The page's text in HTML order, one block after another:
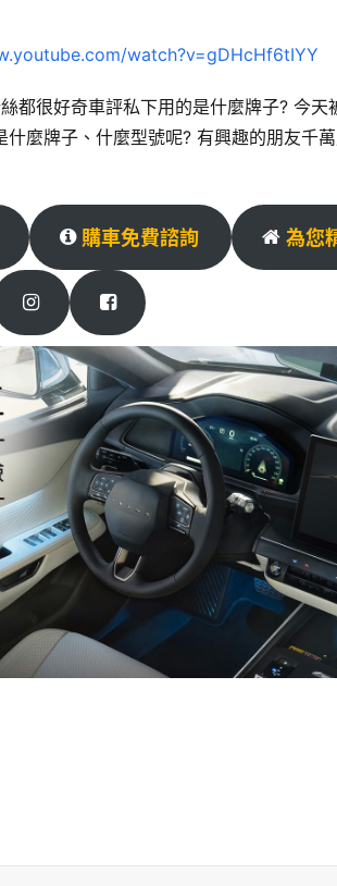
watch?v=gDHcHf6tIYY
都很好奇車評私下用的是什麼牌子? 今天
麼牌子、什麼型號呢? 有興趣的朋友千
購車免費諮詢 為您
萬通汽車｜台中優
Car口碑車行